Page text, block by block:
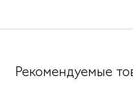
Рекомендуемые